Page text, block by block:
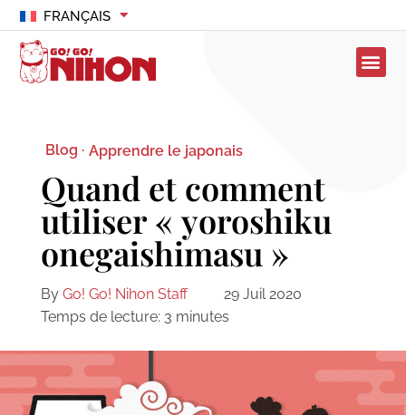
FRANÇAIS
Blog · Apprendre le japonais
Quand et comment
utiliser « yoroshiku
onegaishimasu »
By Go! Go! Nihon Staff
29 Juil 2020
Temps de lecture: 3 minutes